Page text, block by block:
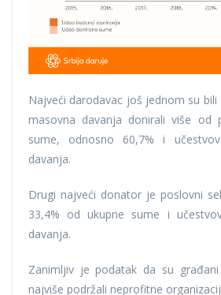
Najveći darodavac još jednom su
masovna davanja donirali više od
sume, odnosno 60,7% i
davanja.
Drugi najveći donator je poslovni
33,4% od ukupne sume i
davanja.
Zanimljiv je podatak da su
najviše podržali neprofitne